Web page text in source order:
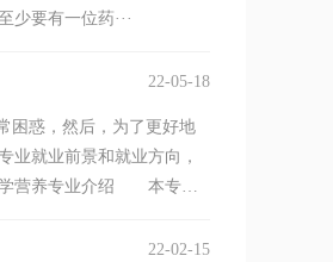
要有一位药···
22-05-18
惑，然后，为了更好地
业就业前景和就业方向，
学营养专业介绍 本专业
22-02-15